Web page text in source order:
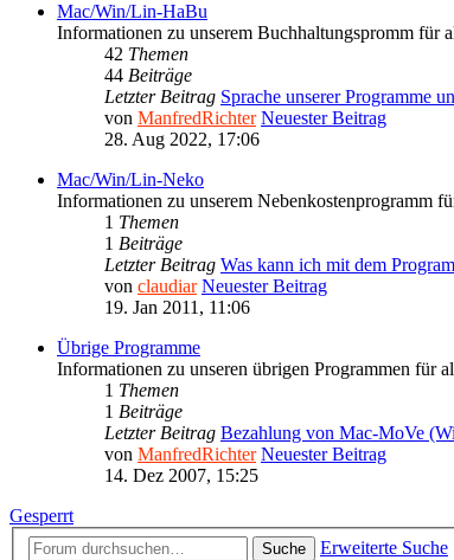
Mac/Win/Lin-HaBu
Informationen zu unserem Buchhaltungspromm für
42 Themen
44 Beiträge
Letzter Beitrag Sprache unserer Programme
von ManfredRichter Neuester Beitrag
28. Aug 2022, 17:06
Mac/Win/Lin-Neko
Informationen zu unserem Nebenkostenprogramm
1 Themen
1 Beiträge
Letzter Beitrag Was kann ich mit dem
von claudiar Neuester Beitrag
19. Jan 2011, 11:06
Übrige Programme
Informationen zu unseren übrigen Programmen für
1 Themen
1 Beiträge
Letzter Beitrag Bezahlung von Mac-MoVe
von ManfredRichter Neuester Beitrag
14. Dez 2007, 15:25
Gesperrt
Suche
Erweiterte Suche